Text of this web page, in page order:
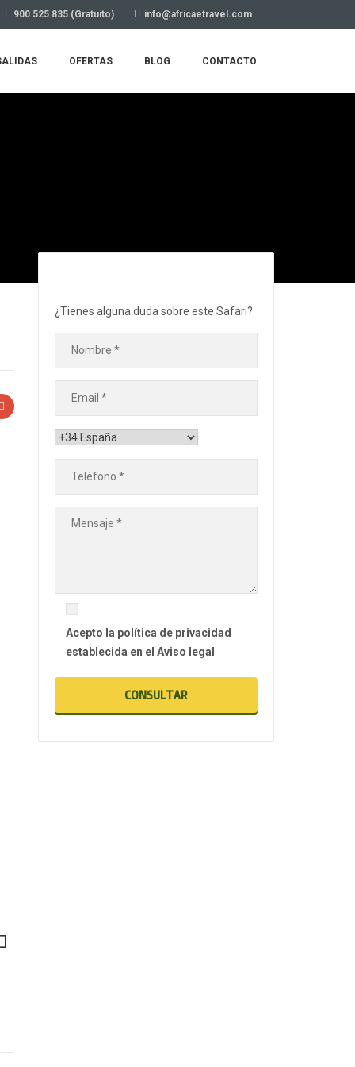
900 525 835 (Gratuito) info@africaetravel.com
OFERTAS BLOG CONTACTO
¿Tienes alguna duda sobre este Safari?
Acepto la política de privacidad
establecida en elAviso legal